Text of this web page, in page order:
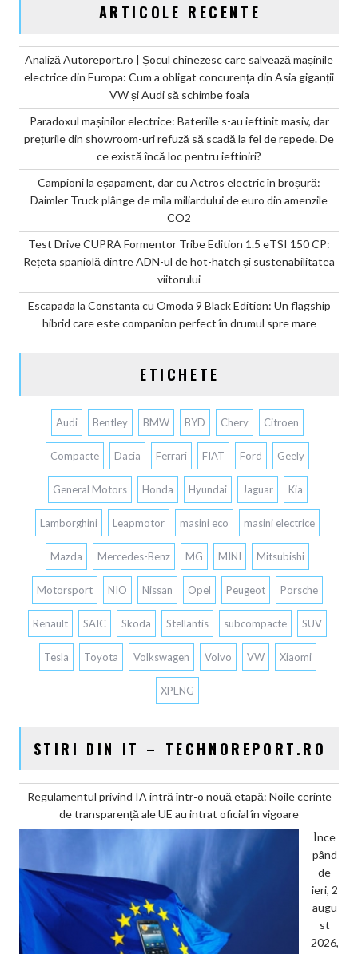
ARTICOLE RECENTE
Analiză Autoreport.ro | Șocul chinezesc care salvează mașinile
electrice din Europa: Cum a obligat concurența din Asia giganții
VW și Audi să schimbe foaia
Paradoxul mașinilor electrice: Bateriile s-au ieftinit masiv, dar
prețurile din showroom-uri refuză să scadă la fel de repede. De
ce există încă loc pentru ieftiniri?
Campioni la eșapament, dar cu Actros electric în broșură:
Daimler Truck plânge de mila miliardului de euro din amenzile
CO2
Test Drive CUPRA Formentor Tribe Edition 1.5 eTSI 150 CP:
Rețeta spaniolă dintre ADN-ul de hot-hatch și sustenabilitatea
viitorului
Escapada la Constanța cu Omoda 9 Black Edition: Un flagship
hibrid care este companion perfect în drumul spre mare
ETICHETE
Audi Bentley BMW BYD Chery Citroen
Compacte Dacia Ferrari FIAT Ford Geely
General Motors Honda Hyundai Jaguar Kia
Lamborghini Leapmotor masini eco masini electrice
Mazda Mercedes-Benz MG MINI Mitsubishi
Motorsport NIO Nissan Opel Peugeot Porsche
Renault SAIC Skoda Stellantis subcompacte SUV
Tesla Toyota Volkswagen Volvo VW Xiaomi
XPENG
STIRI DIN IT – TECHNOREPORT.RO
Regulamentul privind IA intră într-o nouă etapă: Noile cerințe
de transparență ale UE au intrat oficial în vigoare
Înce
pând
de
ieri, 2
augu
st
2026,